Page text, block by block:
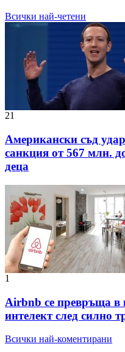
Всички най-четени
21
Американски съд
санкция от 567 млн.
деца
1
Airbnb се превръща в
интелект след силно
Всички най-коментирани